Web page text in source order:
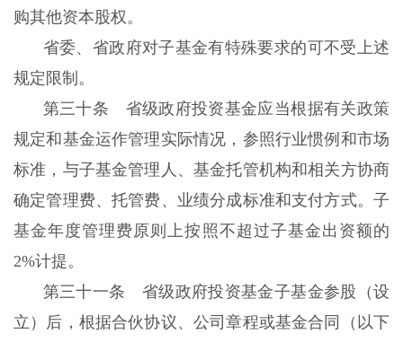
购其他资本股权。
省委、省政府对子基金有特殊要求的可不受上述
规定限制。
第三十条 省级政府投资基金应当根据有关政策
规定和基金运作管理实际情况，参照行业惯例和市场
标准，与子基金管理人、基金托管机构和相关方协商
确定管理费、托管费、业绩分成标准和支付方式。子
基金年度管理费原则上按照不超过子基金出资额的
2%计提。
第三十一条 省级政府投资基金子基金参股（设
立）后，根据合伙协议、公司章程或基金合同（以下